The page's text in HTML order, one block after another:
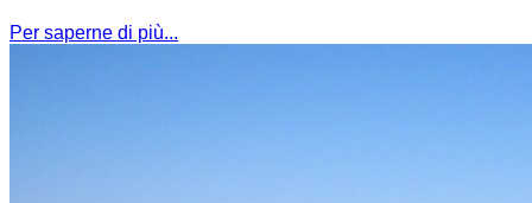
Per saperne di più...